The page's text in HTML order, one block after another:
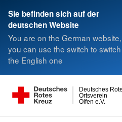
Sie befinden sich auf der
deutschen Website
You are on the German website,
you can use the switch to
the English one
Olfen e.V.
Ortsverein
Deutsches